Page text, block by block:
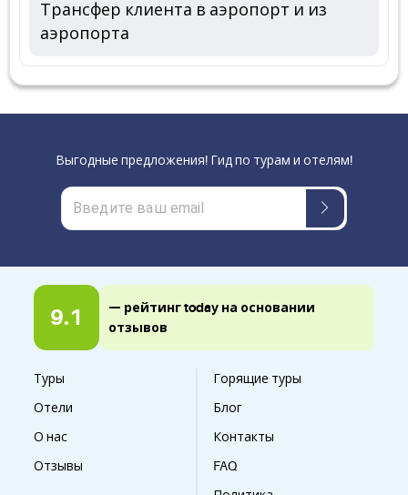
Трансфер клиента в аэропорт и из
аэропорта
9.1
— рейтинг today на основании
отзывов
Туры
Горящие туры
Отели
Блог
О нас
Контакты
Отзывы
FAQ
Выгодные предложения! Гид по турам и отелям!